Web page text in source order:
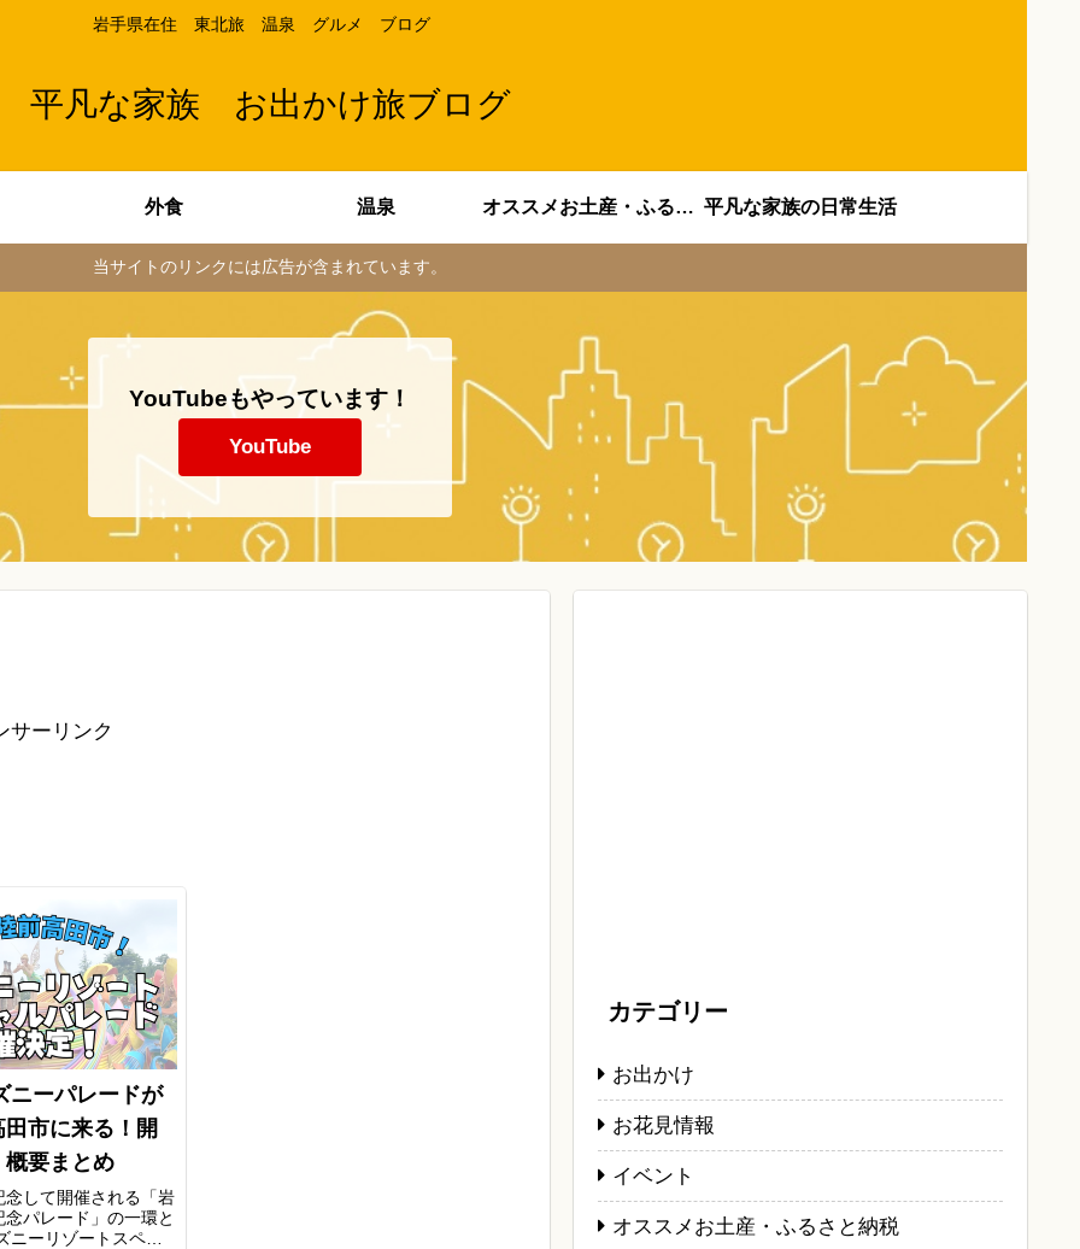
岩手県在住 東北旅 温泉 グルメ ブログ
平凡な家族 お出かけ旅ブログ
外食 温泉 オススメお土産・ふるさと納税 平凡な家族の日常生活
当サイトのリンクには広告が含まれています。
YouTubeもやっています！
YouTube
サーリンク
ニーパレードが
市に来る！開
要まとめ
念して開催される「岩
パレード」の一環と
ニーリゾートスペシ
カテゴリー
お出かけ
お花見情報
イベント
オススメお土産・ふるさと納税